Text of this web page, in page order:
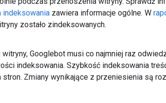
indeksowania zawiera informacje ogólne. W
zostało zindeksowanych.
witryny, Googlebot musi co najmniej raz
indeksowania. Szybkość indeksowania
Zmiany wynikające z przeniesienia są